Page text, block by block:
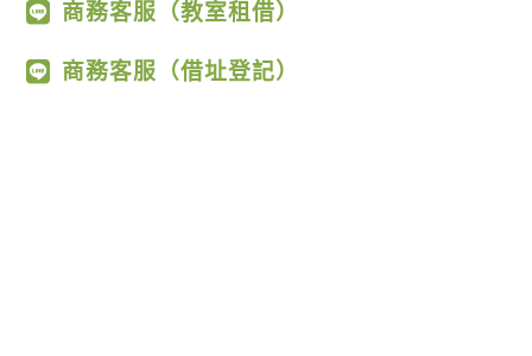
商務客服（教室租借）
商務客服（借址登記）